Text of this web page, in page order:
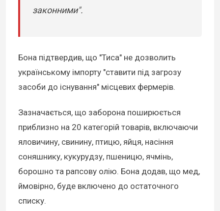
законними".
Бона підтвердив, що "Тиса" не дозволить
українському імпорту "ставити під загрозу
засоби до існування" місцевих фермерів.
Зазначається, що заборона поширюється
приблизно на 20 категорій товарів, включаючи
яловичину, свинину, птицю, яйця, насіння
соняшнику, кукурудзу, пшеницю, ячмінь,
борошно та рапсову олію. Бона додав, що мед,
ймовірно, буде включено до остаточного
списку.